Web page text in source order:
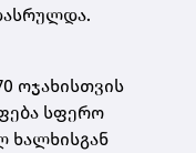
ოჯახისთვის
სფერო
ხალხისგან